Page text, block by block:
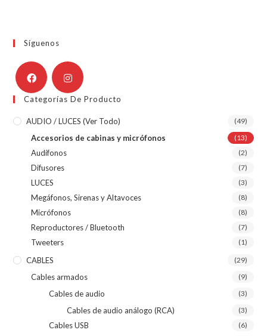
Síguenos
Categorías De Producto
AUDIO / LUCES (ver Todo) (49)
Accesorios de cabinas y micrófonos (13)
Audífonos (2)
Difusores (7)
LUCES (3)
Megáfonos, Sirenas y Altavoces (8)
Micrófonos (8)
Reproductores / Bluetooth (7)
Tweeters (1)
CABLES (29)
Cables armados (9)
Cables de audio (3)
Cables de audio análogo (RCA) (3)
Cables USB (6)